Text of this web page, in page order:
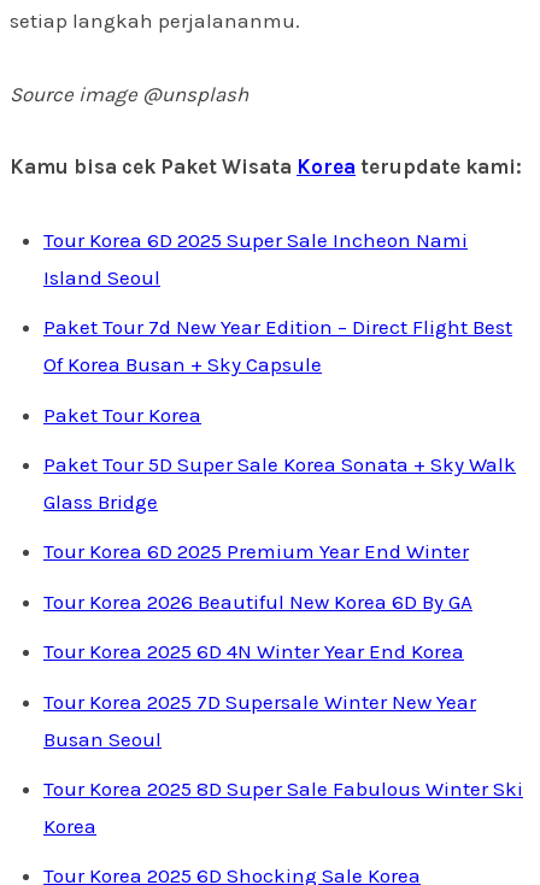
setiap langkah perjalananmu.
Source image @unsplash
Kamu bisa cek Paket Wisata Korea terupdate kami:
Tour Korea 6D 2025 Super Sale Incheon Nami
Island Seoul
Paket Tour 7d New Year Edition – Direct Flight Best
Of Korea Busan + Sky Capsule
Paket Tour Korea
Paket Tour 5D Super Sale Korea Sonata + Sky Walk
Glass Bridge
Tour Korea 6D 2025 Premium Year End Winter
Tour Korea 2026 Beautiful New Korea 6D By GA
Tour Korea 2025 6D 4N Winter Year End Korea
Tour Korea 2025 7D Supersale Winter New Year
Busan Seoul
Tour Korea 2025 8D Super Sale Fabulous Winter Ski
Korea
Tour Korea 2025 6D Shocking Sale Korea